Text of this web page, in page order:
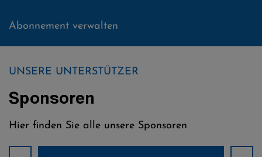
Abonnement verwalten
UNSERE UNTERSTÜTZER
Sponsoren
Hier finden Sie alle unsere Sponsoren